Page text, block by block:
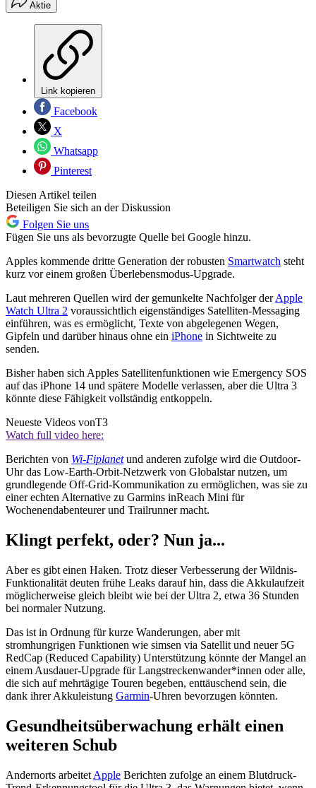
Aktie
Link kopieren
Facebook
X
Whatsapp
Pinterest
Diesen Artikel teilen
Beteiligen Sie sich an der Diskussion
Folgen Sie uns
Fügen Sie uns als bevorzugte Quelle bei Google hinzu.
Apples kommende dritte Generation der robusten Smartwatch steht
kurz vor einem großen Überlebensmodus-Upgrade.
Laut mehreren Quellen wird der gemunkelte Nachfolger derApple
Watch Ultra 2 voraussichtlich eigenständiges Satelliten-Messaging
einführen, was es ermöglicht, Texte von abgelegenen Wegen,
Gipfeln und darüber hinaus ohne ein iPhone in Sichtweite zu
senden.
Bisher haben sich Apples Satellitenfunktionen wie Emergency SOS
auf das iPhone 14 und spätere Modelle verlassen, aber die Ultra 3
könnte diese Fähigkeit vollständig entkoppeln.
Neueste Videos vonT3
Watch full video here:
Berichten von Wi-Fiplanetund anderen zufolge wird die Outdoor-
Uhr das Low-Earth-Orbit-Netzwerk von Globalstar nutzen, um
grundlegende Off-Grid-Kommunikation zu ermöglichen, was sie zu
einer echten Alternative zu Garmins inReach Mini für
Wochenendabenteurer und Trailrunner macht.
Klingt perfekt, oder? Nun ja...
Aber es gibt einen Haken. Trotz dieser Verbesserung der Wildnis-
Funktionalität deuten frühe Leaks darauf hin, dass die Akkulaufzeit
möglicherweise gleich bleibt wie bei der Ultra 2, etwa 36 Stunden
bei normaler Nutzung.
Das ist in Ordnung für kurze Wanderungen, aber mit
stromhungrigen Funktionen wie simsen via Satellit und neuer 5G
RedCap (Reduced Capability) Unterstützung könnte der Mangel an
einem Ausdauer-Upgrade für Langstreckenwander*innen oder alle,
die sich auf mehrtägige Touren begeben, enttäuschend sein, die
dank ihrer Akkuleistung Garmin-Uhren bevorzugen könnten.
Gesundheitsüberwachung erhält einen
weiteren Schub
Andernorts arbeitet Apple Berichten zufolge an einem Blutdruck-